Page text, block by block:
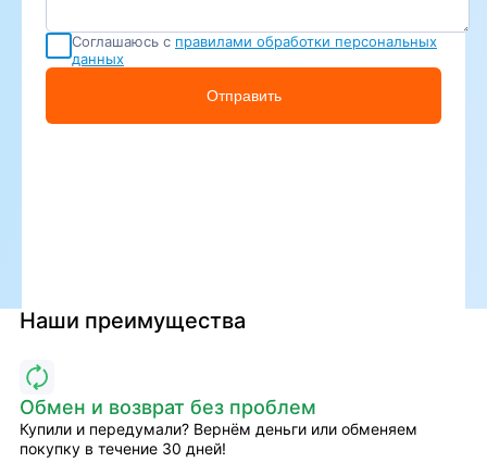
Соглашаюсь с правилами обработки персональных
данных
Отправить
Наши преимущества
Обмен и возврат без проблем
Купили и передумали? Вернём деньги или обменяем
покупку в течение 30 дней!